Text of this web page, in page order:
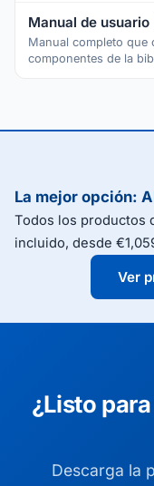
Manual de usuario
Manual completo que
componentes de la
La mejor opción:
Todos los productos
incluido, desde
Ver
¿Listo
Descarga la